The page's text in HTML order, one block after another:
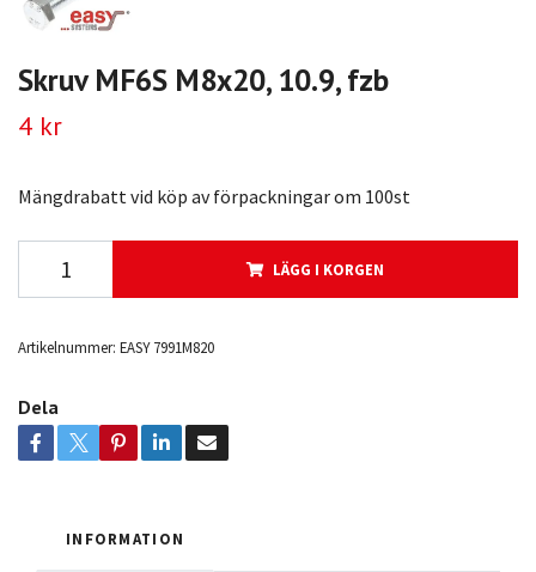
Skruv MF6S M8x20, 10.9, fzb
4 kr
Mängdrabatt vid köp av förpackningar om 100st
LÄGG I KORGEN
Artikelnummer: EASY 7991M820
Dela
INFORMATION